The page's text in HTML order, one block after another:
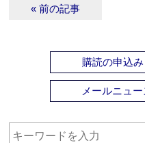
« 前の記事
購読の申込み
メールニュ